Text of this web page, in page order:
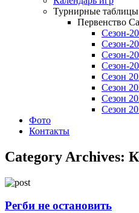
Турнирные таблицы
Первенство
Сезон-
Сезон-
Сезон-
Сезон-
Сезон
Сезон
Сезон
Сезон
Фото
Контакты
Category Archives:
Регби не остановить